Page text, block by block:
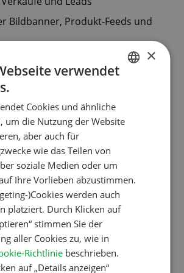
Bildbanner, Produkt-Feeds und
zur Auswahl
der Campingplätze
Campingplatz-Bewertungen
sich an
DANISH
SPANISH
×
verwendet
Cookies und ähnliche
um die Nutzung der Website
aber auch für
wie das Teilen von
soziale Medien oder um
Ihre Vorlieben abzustimmen.
)Cookies werden auch
platziert. Durch Klicken auf
stimmen Sie der
aller Cookies zu, wie in
Richtlinie beschrieben.
auf „Details anzeigen“